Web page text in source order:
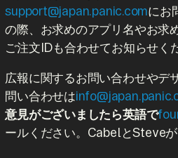
support@japan.panic.comにお
の際、お求めのアプリ名やお求
ご注文IDも合わせてお知らせく
広報に関するお問い合わせやデ
問い合わせは
意見がございましたら英語で
ールください。CabelとSteveが